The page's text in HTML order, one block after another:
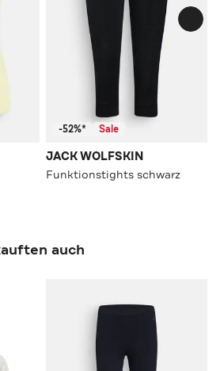
-52%* Sale
JACK WOLFSKIN
Funktionstights schwarz
auch